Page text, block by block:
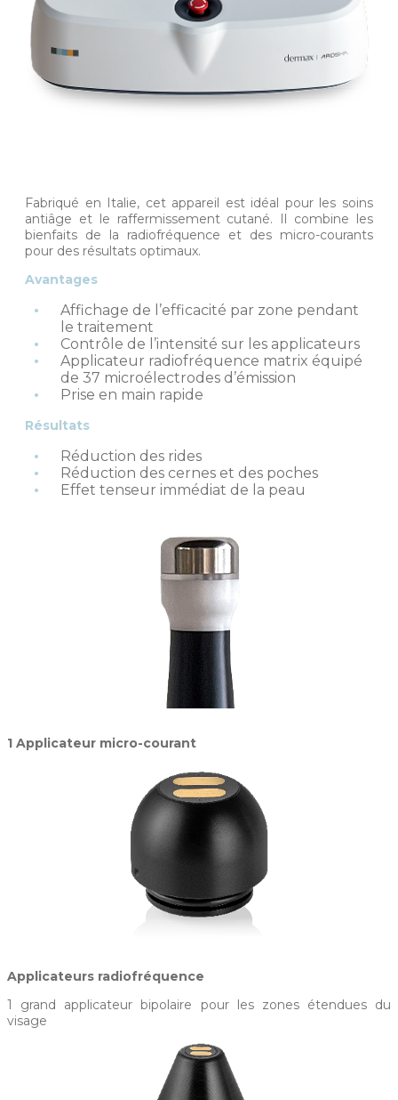
Fabriqué en Italie, cet appareil est idéal pour les soins
antiâge et le raffermissement cutané. Il combine les
bienfaits de la radiofréquence et des micro-courants
pour des résultats optimaux.
Avantages
Affichage de l’efficacité par zone pendant
le traitement
Contrôle de l’intensité sur les applicateurs
Applicateur radiofréquence matrix équipé
de 37 microélectrodes d’émission
Prise en main rapide
Résultats
Réduction des rides
Réduction des cernes et des poches
Effet tenseur immédiat de la peau
1 Applicateur micro-courant
Applicateurs radiofréquence
1 grand applicateur bipolaire pour les zones étendues du
visage